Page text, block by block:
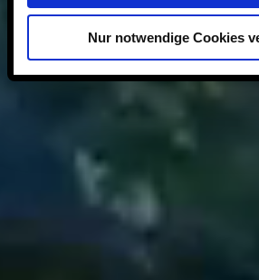
Nur notwendige Cookies